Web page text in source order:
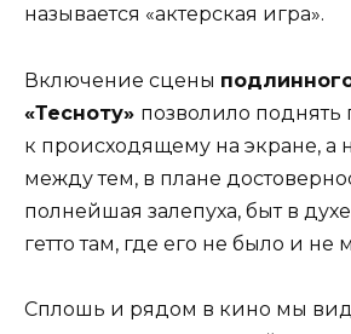
называется «актерская игра».
Включение сцены
«Тесноту» позволило поднять
к происходящему на экране, а
между тем, в плане
полнейшая залепуха, быт в
гетто там, где его не было и не
Сплошь и рядом в кино мы